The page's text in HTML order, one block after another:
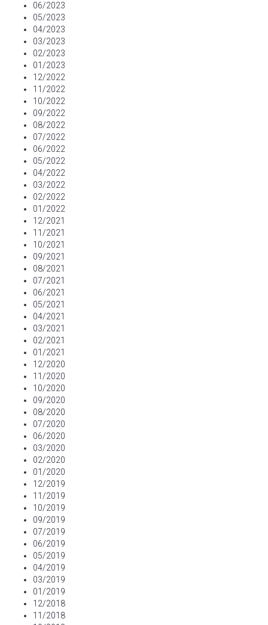
06/2023
05/2023
04/2023
03/2023
02/2023
01/2023
12/2022
11/2022
10/2022
09/2022
08/2022
07/2022
06/2022
05/2022
04/2022
03/2022
02/2022
01/2022
12/2021
11/2021
10/2021
09/2021
08/2021
07/2021
06/2021
05/2021
04/2021
03/2021
02/2021
01/2021
12/2020
11/2020
10/2020
09/2020
08/2020
07/2020
06/2020
03/2020
02/2020
01/2020
12/2019
11/2019
10/2019
09/2019
07/2019
06/2019
05/2019
04/2019
03/2019
01/2019
12/2018
11/2018